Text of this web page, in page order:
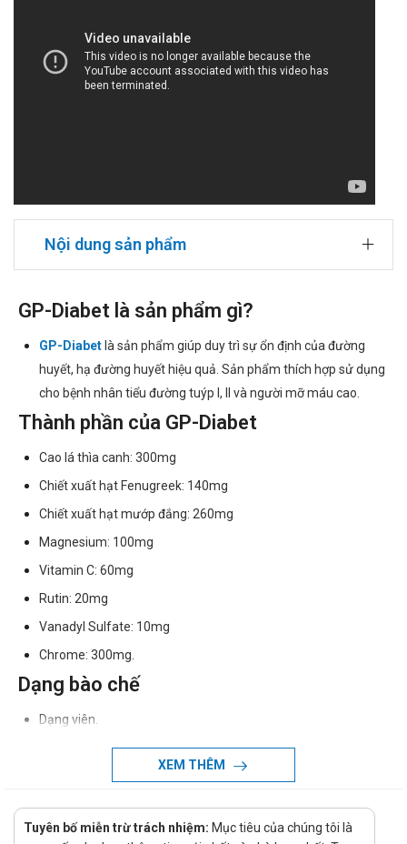
Nội dung sản phẩm
GP-Diabet là sản phẩm gì?
GP-Diabetlà sản phẩm giúp duy trì sự ổn định của đường
huyết, hạ đường huyết hiệu quả. Sản phẩm thích hợp sử dụng
cho bệnh nhân tiểu đường tuýp I, II và người mỡ máu cao.
Thành phần của GP-Diabet
Cao lá thìa canh: 300mg
Chiết xuất hạt Fenugreek: 140mg
Chiết xuất hạt mướp đắng: 260mg
Magnesium: 100mg
Vitamin C: 60mg
Rutin: 20mg
Vanadyl Sulfate: 10mg
Chrome: 300mg.
Dạng bào chế
Dạng viên.
Công dụng của GP-Diabet
Giúp giảm đường huyết, chống lão hoá
Duy trì sự ổn định của đường huyết
Bổ sung insulin giúp hạ đường huyết.
XEM THÊM
Tuyên bố miễn trừ trách nhiệm: Mục tiêu của chúng tôi là